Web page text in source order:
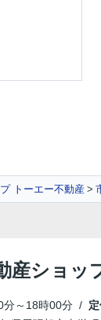
トーエー不動産
産ショッ
分～18時00分 /